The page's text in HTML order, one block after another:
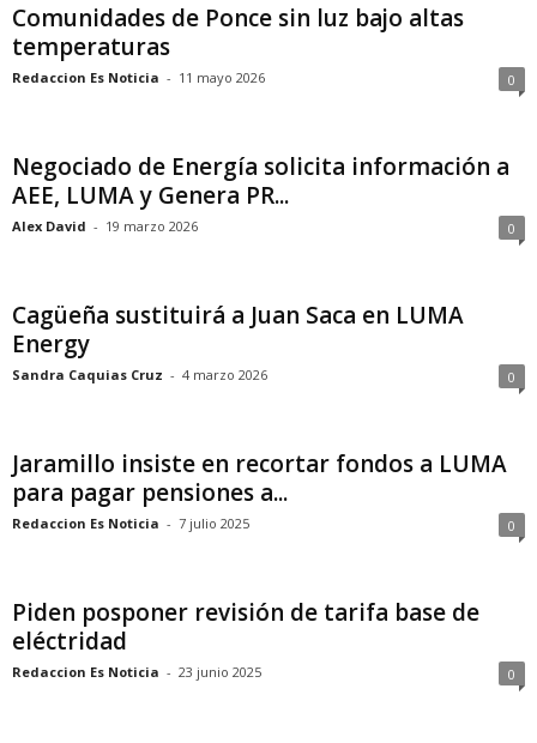
Comunidades de Ponce sin luz bajo altas
temperaturas
Redaccion Es Noticia - 11 mayo 2026 0
Negociado de Energía solicita información a
AEE, LUMA y Genera PR...
Alex David - 19 marzo 2026 0
Cagüeña sustituirá a Juan Saca en LUMA
Energy
Sandra Caquias Cruz - 4 marzo 2026 0
Jaramillo insiste en recortar fondos a LUMA
para pagar pensiones a...
Redaccion Es Noticia - 7 julio 2025 0
Piden posponer revisión de tarifa base de
eléctridad
Redaccion Es Noticia - 23 junio 2025 0